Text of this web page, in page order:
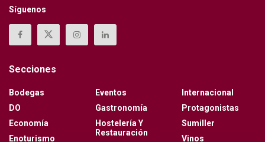
Síguenos
Secciones
Bodegas
DO
Economía
Enoturismo
Eventos
Gastronomía
Hostelería Y
Restauración
Internacional
Protagonistas
Sumiller
Vinos